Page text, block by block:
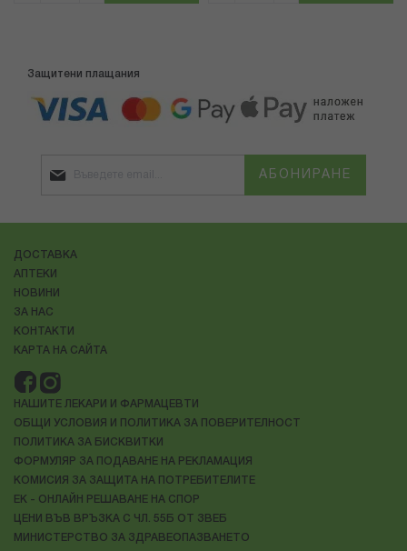
Защитени плащания
АБОНИРАНЕ
ДОСТАВКА
АПТЕКИ
НОВИНИ
ЗА НАС
КОНТАКТИ
КАРТА НА САЙТА
НАШИТЕ ЛЕКАРИ И ФАРМАЦЕВТИ
ОБЩИ УСЛОВИЯ И ПОЛИТИКА ЗА ПОВЕРИТЕЛНОСТ
ПОЛИТИКА ЗА БИСКВИТКИ
ФОРМУЛЯР ЗА ПОДАВАНЕ НА РЕКЛАМАЦИЯ
КОМИСИЯ ЗА ЗАЩИТА НА ПОТРЕБИТЕЛИТЕ
ЕК - ОНЛАЙН РЕШАВАНЕ НА СПОР
ЦЕНИ ВЪВ ВРЪЗКА С ЧЛ. 55Б ОТ ЗВЕБ
МИНИСТЕРСТВО ЗА ЗДРАВЕОПАЗВАНЕТО